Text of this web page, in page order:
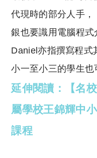
代現時的部分人手
銀也要識用電腦程式
Daniel亦指撰寫程式
小一至小三的學生也
延伸閱讀：【名
屬學校王錦輝中
課程